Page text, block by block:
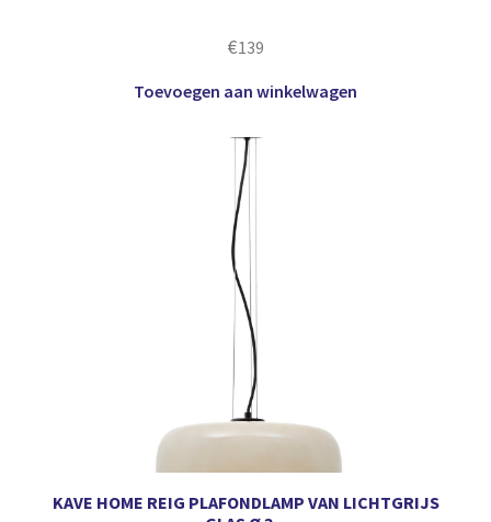
€139
Toevoegen aan winkelwagen
KAVE HOME REIG PLAFONDLAMP VAN LICHTGRIJS